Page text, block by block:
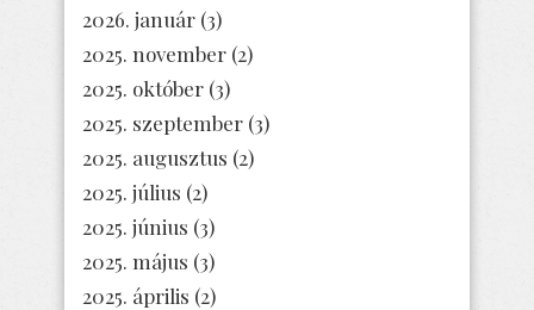
2026. január (3)
2025. november (2)
2025. október (3)
2025. szeptember (3)
2025. augusztus (2)
2025. július (2)
2025. június (3)
2025. május (3)
2025. április (2)